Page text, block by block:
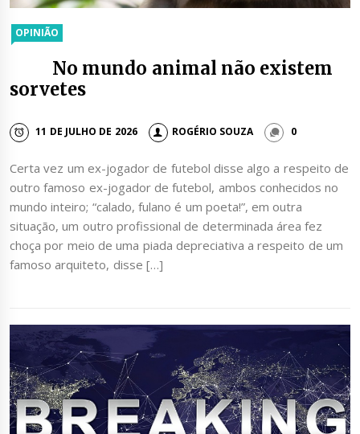
OPINIÃO
No mundo animal não existem
sorvetes
11 DE JULHO DE 2026 ROGÉRIO SOUZA 0
Certa vez um ex-jogador de futebol disse algo a respeito de
outro famoso ex-jogador de futebol, ambos conhecidos no
mundo inteiro; “calado, fulano é um poeta!”, em outra
situação, um outro profissional de determinada área fez
choça por meio de uma piada depreciativa a respeito de um
famoso arquiteto, disse […]